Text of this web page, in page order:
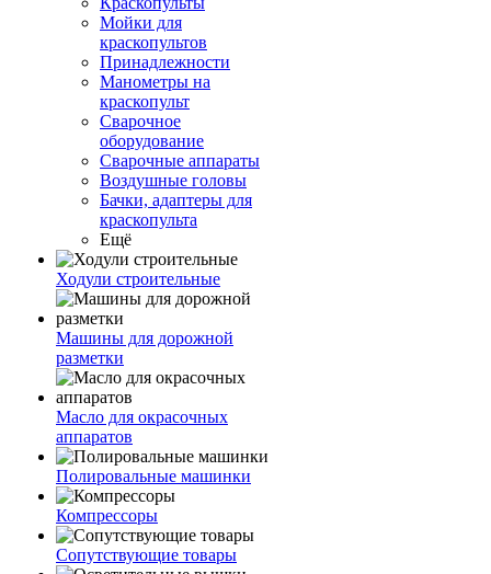
Мойки для
краскопультов
Принадлежности
Манометры на
краскопульт
Сварочное
оборудование
Сварочные аппараты
Воздушные головы
Бачки, адаптеры для
краскопульта
Ещё
Ходули строительные
Машины для дорожной
разметки
Масло для окрасочных
аппаратов
Полировальные машинки
Компрессоры
Сопутствующие товары